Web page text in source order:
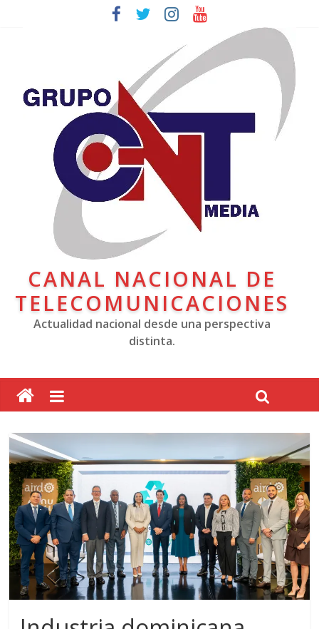
CANAL NACIONAL DE
TELECOMUNICACIONES
Actualidad nacional desde una perspectiva
distinta.